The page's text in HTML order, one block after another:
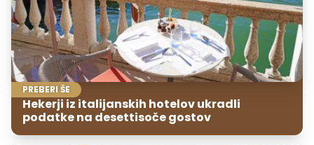
PREBERI ŠE
Hekerji iz italijanskih hotelov ukradli
podatke na desettisoče gostov